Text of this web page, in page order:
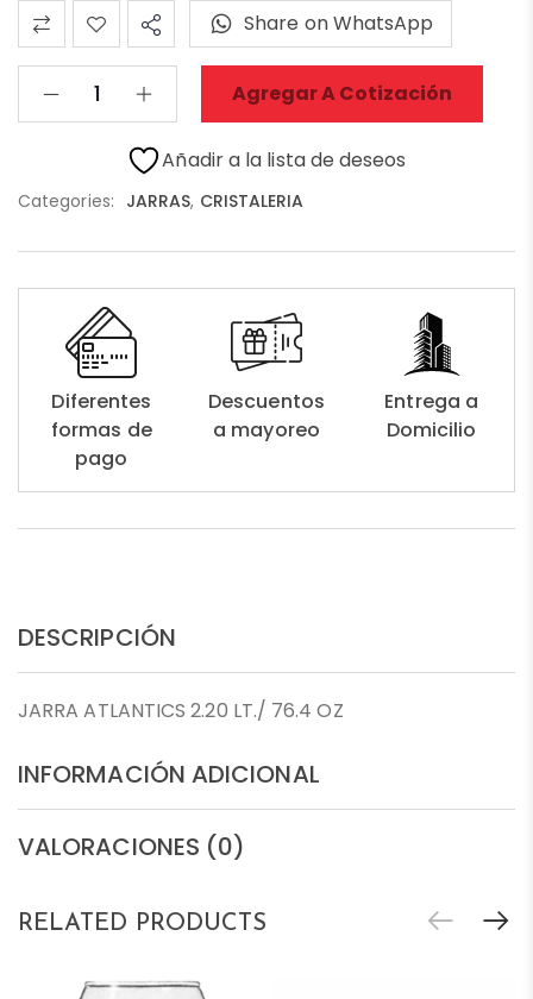
Agregar A Cotización
Share on WhatsApp
Añadir a la lista de deseos
Categories: JARRAS, CRISTALERIA
Diferentes
formas de
pago
Descuentos
a mayoreo
Entrega a
Domicilio
DESCRIPCIÓN
JARRA ATLANTICS 2.20 LT./ 76.4 OZ
INFORMACIÓN ADICIONAL
VALORACIONES (0)
RELATED PRODUCTS